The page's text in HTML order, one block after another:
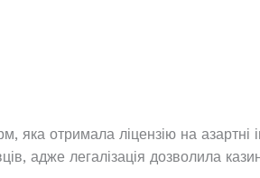
отримала ліцензію на азартні
адже легалізація дозволила